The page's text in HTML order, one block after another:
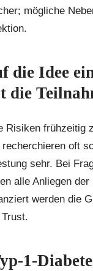
mögliche
die Idee
die
Risiken frühzeitig
oft
sehr. Bei
alle Anliegen
werden die
1-